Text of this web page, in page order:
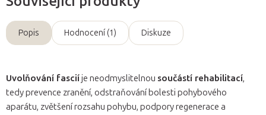
Popis Hodnocení (1) Diskuze
Uvolňování fasciíje neodmyslitelnou součástí rehabilitací,
tedy prevence zranění, odstraňování bolesti pohybového
aparátu, zvětšení rozsahu pohybu, podpory regenerace a